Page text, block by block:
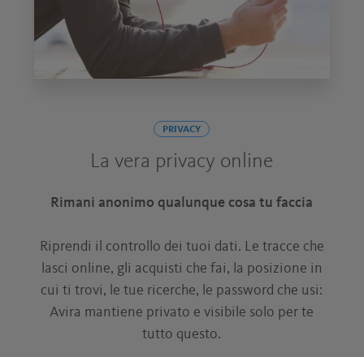
PRIVACY
La vera privacy online
Rimani anonimo qualunque cosa tu faccia
Riprendi il controllo dei tuoi dati. Le tracce che
lasci online, gli acquisti che fai, la posizione in
cui ti trovi, le tue ricerche, le password che usi:
Avira mantiene privato e visibile solo per te
tutto questo.